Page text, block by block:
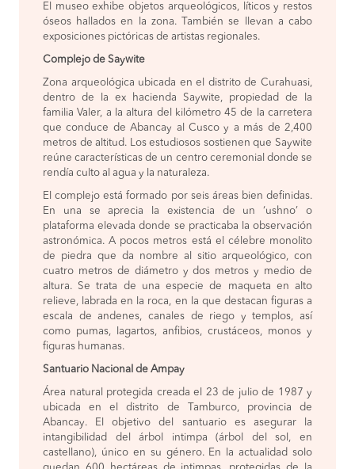
El museo exhibe objetos arqueológicos, líticos y restos
óseos hallados en la zona. También se llevan a cabo
exposiciones pictóricas de artistas regionales.
Complejo de Saywite
Zona arqueológica ubicada en el distrito de Curahuasi,
dentro de la ex hacienda Saywite, propiedad de la
familia Valer, a la altura del kilómetro 45 de la carretera
que conduce de Abancay al Cusco y a más de 2,400
metros de altitud. Los estudiosos sostienen que Saywite
reúne características de un centro ceremonial donde se
rendía culto al agua y la naturaleza.
El complejo está formado por seis áreas bien definidas.
En una se aprecia la existencia de un ‘ushno’ o
plataforma elevada donde se practicaba la observación
astronómica. A pocos metros está el célebre monolito
de piedra que da nombre al sitio arqueológico, con
cuatro metros de diámetro y dos metros y medio de
altura. Se trata de una especie de maqueta en alto
relieve, labrada en la roca, en la que destacan figuras a
escala de andenes, canales de riego y templos, así
como pumas, lagartos, anfibios, crustáceos, monos y
figuras humanas.
Santuario Nacional de Ampay
Área natural protegida creada el 23 de julio de 1987 y
ubicada en el distrito de Tamburco, provincia de
Abancay. El objetivo del santuario es asegurar la
intangibilidad del árbol intimpa (árbol del sol, en
castellano), único en su género. En la actualidad solo